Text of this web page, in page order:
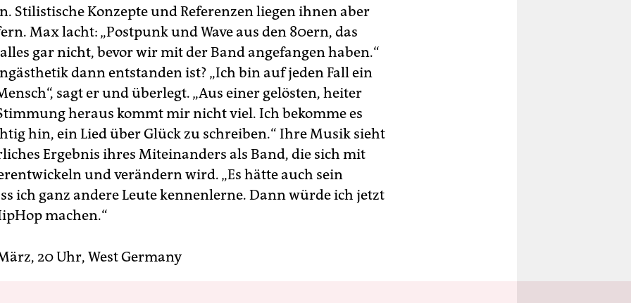
Stilistische Konzepte und Referenzen liegen ihnen aber
Max lacht: „Postpunk und Wave aus den 80ern, das
gar nicht, bevor wir mit der Band angefangen haben.“
dann entstanden ist? „Ich bin auf jeden Fall ein
sagt er und überlegt. „Aus einer gelösten, heiter
heraus kommt mir nicht viel. Ich bekomme es
hin, ein Lied über Glück zu schreiben.“ Ihre Musik sieht
Ergebnis ihres Miteinanders als Band, die sich mit
und verändern wird. „Es hätte auch sein
ich ganz andere Leute kennenlerne. Dann würde ich jetzt
machen.“
20 Uhr, West Germany